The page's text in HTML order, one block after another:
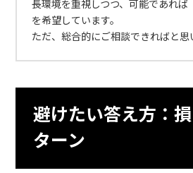
長環境を重視しつつ、可能であ
を希望しています。
ただ、総合的にご相談できればと思
避けたい答え方：
ターン